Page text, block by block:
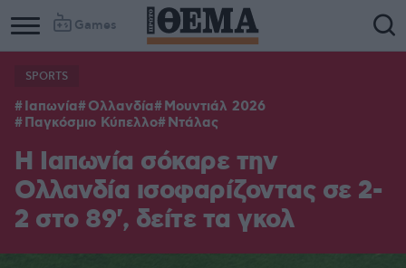
Games
Column
1
Column
2
SPORTS
Ιαπωνία Ολλανδία
Μουντιάλ 2026
Παγκόσμιο Κύπελλο Ντάλας
Η Ιαπωνία σόκαρε την
Ολλανδία ισοφαρίζοντας σε 2-
2 στο 89', δείτε τα γκολ